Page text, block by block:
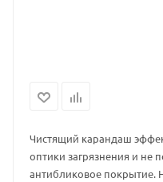
Чистящий карандаш
оптики загрязнения и не
антибликовое покрытие.